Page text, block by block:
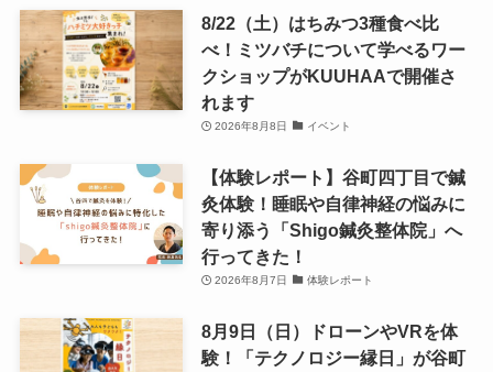
8/22（土）はちみつ3種食べ比
べ！ミツバチについて学べるワー
クショップがKUUHAAで開催さ
れます
2026年8月8日 イベント
【体験レポート】谷町四丁目で鍼
灸体験！睡眠や自律神経の悩みに
寄り添う「Shigo鍼灸整体院」へ
行ってきた！
2026年8月7日 体験レポート
8月9日（日）ドローンやVRを体
験！「テクノロジー縁日」が谷町